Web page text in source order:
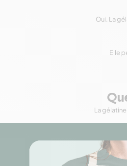
Oui. La
Elle
La gélatine